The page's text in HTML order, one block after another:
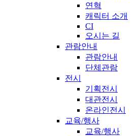
연혁
캐릭터 소개
CI
오시는 길
관람안내
관람안내
단체관람
전시
기획전시
대관전시
온라인전시
교육/행사
교육/행사